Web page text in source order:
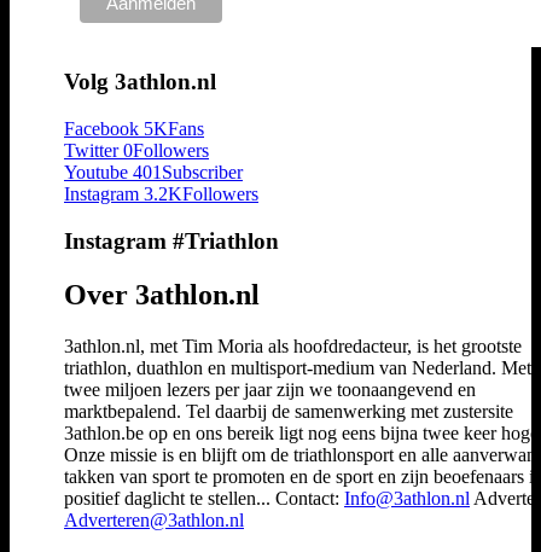
Volg 3athlon.nl
Facebook 5KFans
Twitter 0Followers
Youtube 401 Subscriber
Instagram 3.2KFollowers
Instagram #Triathlon
Over 3athlon.nl
3athlon.nl, met Tim Moria als hoofdredacteur, is het grootste
triathlon, duathlon en multisport-medium van Nederland. Met
twee miljoen lezers per jaar zijn we toonaangevend en
marktbepalend. Tel daarbij de samenwerking met zustersite
3athlon.be op en ons bereik ligt nog eens bijna twee keer
Onze missie is en blijft om de triathlonsport en alle
takken van sport te promoten en de sport en zijn beoefenaars
positief daglicht te stellen... Contact: Info@3athlon.nl
Adverteren@3athlon.nl